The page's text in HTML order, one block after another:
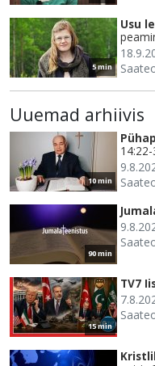
5 min
Usu
Uuemad arhiivis
10 min
14:22-
90 min
15 min
TV7